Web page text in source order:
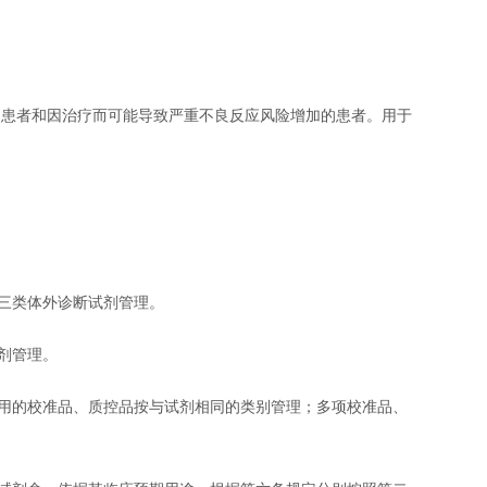
和因治疗而可能导致严重不良反应风险增加的患者。用于
体外诊断试剂管理。
理。
校准品、质控品按与试剂相同的类别管理；多项校准品、